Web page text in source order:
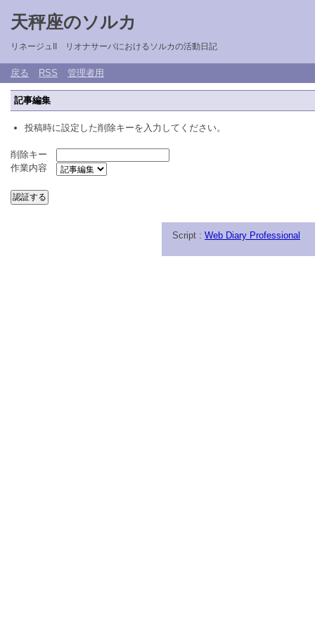
天秤座のソルカ
リネージュII リオナサーバにおけるソルカの活動日記
戻る RSS 管理者用
記事編集
投稿時に設定した削除キーを入力してください。
削除キー
作業内容
Script : Web Diary Professional